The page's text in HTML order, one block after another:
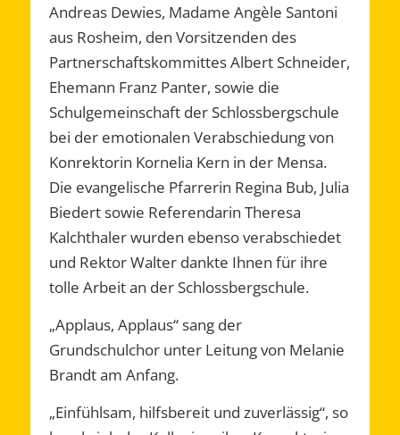
Andreas Dewies, Madame Angèle Santoni
aus Rosheim, den Vorsitzenden des
Partnerschaftskommittes Albert Schneider,
Ehemann Franz Panter, sowie die
Schulgemeinschaft der Schlossbergschule
bei der emotionalen Verabschiedung von
Konrektorin Kornelia Kern in der Mensa.
Die evangelische Pfarrerin Regina Bub, Julia
Biedert sowie Referendarin Theresa
Kalchthaler wurden ebenso verabschiedet
und Rektor Walter dankte Ihnen für ihre
tolle Arbeit an der Schlossbergschule.
„Applaus, Applaus“ sang der
Grundschulchor unter Leitung von Melanie
Brandt am Anfang.
„Einfühlsam, hilfsbereit und zuverlässig“, so